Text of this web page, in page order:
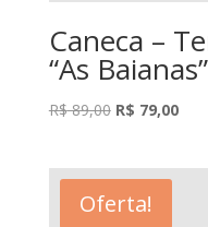
Caneca –
“As
R$89,00 O
era:
R$ 89,00.
R$ 79,00O
Oferta!